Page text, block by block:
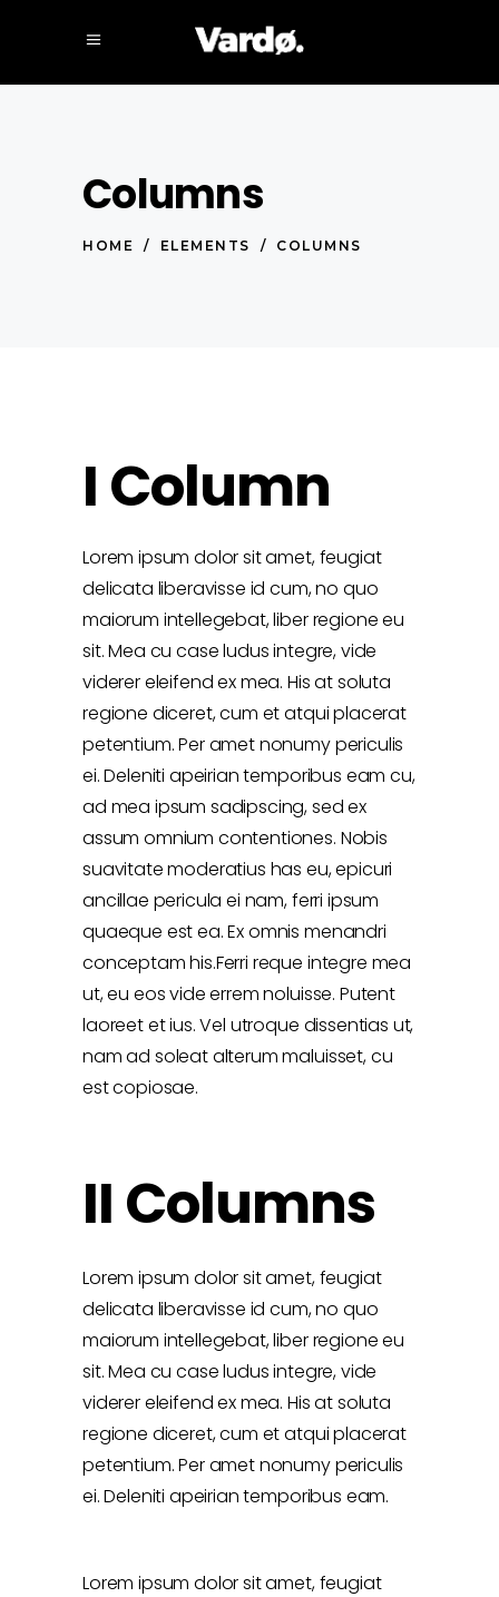
Columns
HOME / ELEMENTS / COLUMNS
I Column
Lorem ipsum dolor sit amet, feugiat
delicata liberavisse id cum, no quo
maiorum intellegebat, liber regione eu
sit. Mea cu case ludus integre, vide
viderer eleifend ex mea. His at soluta
regione diceret, cum et atqui placerat
petentium. Per amet nonumy periculis
ei. Deleniti apeirian temporibus eam cu,
ad mea ipsum sadipscing, sed ex
assum omnium contentiones. Nobis
suavitate moderatius has eu, epicuri
ancillae pericula ei nam, ferri ipsum
quaeque est ea. Ex omnis menandri
conceptam his.Ferri reque integre mea
ut, eu eos vide errem noluisse. Putent
laoreet et ius. Vel utroque dissentias ut,
nam ad soleat alterum maluisset, cu
est copiosae.
II Columns
Lorem ipsum dolor sit amet, feugiat
delicata liberavisse id cum, no quo
maiorum intellegebat, liber regione eu
sit. Mea cu case ludus integre, vide
viderer eleifend ex mea. His at soluta
regione diceret, cum et atqui placerat
petentium. Per amet nonumy periculis
ei. Deleniti apeirian temporibus eam.
Lorem ipsum dolor sit amet, feugiat